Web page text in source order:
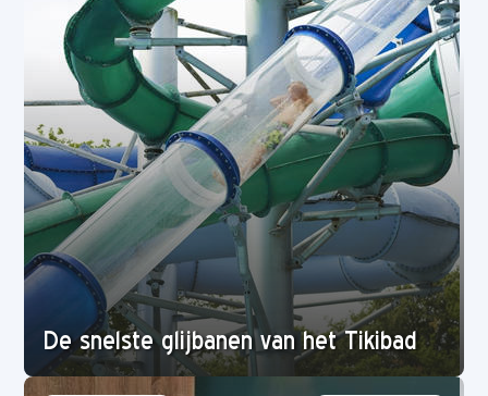
De snelste glijbanen van het Tikibad